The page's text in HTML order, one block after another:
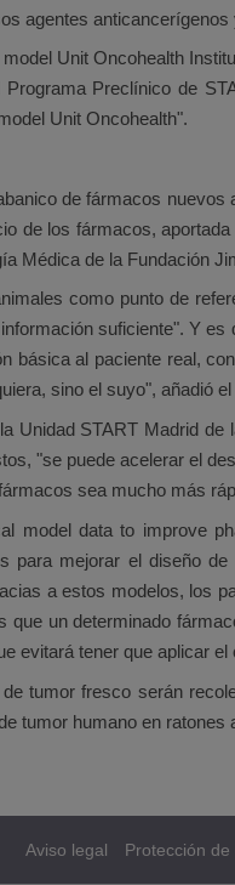
agentes
Unit Oncohealth
Preclínico de
Unit Oncohealth".
de fármacos
de los fármacos,
Médica de la Fundación
como punto de
suficiente". Y
básica al paciente real,
sino el suyo", añadió el
Unidad START Madrid
"se puede acelerar el
sea mucho más
model data to improve
para mejorar el diseño
a estos modelos, los
un determinado
evitará tener que aplicar el
tumor fresco serán
tumor humano en
Aviso legal Protección de